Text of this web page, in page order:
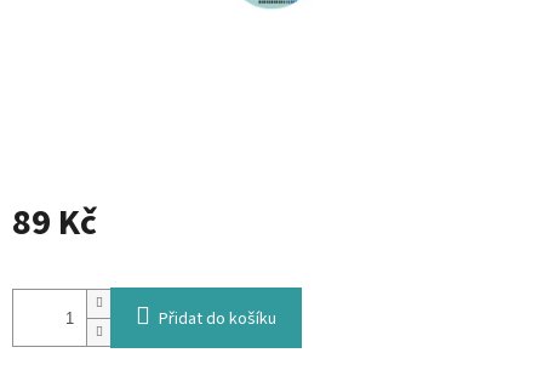
89 Kč
cena:
Přidat do košíku